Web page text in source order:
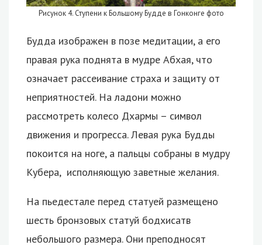
Рисунок 4. Ступени к Большому Будде в Гонконге фото
Будда изображен в позе медитации, а его
правая рука поднята в мудре Абхая, что
означает рассеивание страха и защиту от
неприятностей. На ладони можно
рассмотреть колесо Дхармы – символ
движения и прогресса. Левая рука Будды
покоится на ноге, а пальцы собраны в мудру
Кубера, исполняющую заветные желания.
На пьедестале перед статуей размещено
шесть бронзовых статуй бодхисатв
небольшого размера. Они преподносят